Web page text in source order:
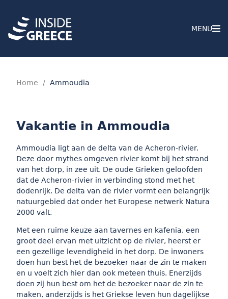
MENU
Home / Ammoudia
Vakantie in Ammoudia
Ammoudia ligt aan de delta van de Acheron-rivier.
Deze door mythes omgeven rivier komt bij het strand
van het dorp, in zee uit. De oude Grieken geloofden
dat de Acheron-rivier in verbinding stond met het
dodenrijk. De delta van de rivier vormt een belangrijk
natuurgebied dat onder het Europese netwerk Natura
2000 valt.
Met een ruime keuze aan tavernes en kafenia, een
groot deel ervan met uitzicht op de rivier, heerst er
een gezellige levendigheid in het dorp. De inwoners
doen hun best het de bezoeker naar de zin te maken
en u voelt zich hier dan ook meteen thuis. Enerzijds
doen zij hun best om het de bezoeker naar de zin te
maken, anderzijds is het Griekse leven hun dagelijkse